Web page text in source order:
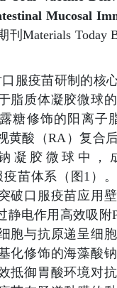
Mucosal
刊Materials Today
服疫苗研制的核
脂质体凝胶微球
糖修饰的阳离子
黄酸（RA）复合
凝胶微球中，
疫苗体系（图1）
破口服疫苗应用
静电作用高效吸附
胞与抗原递呈细
化修饰的海藻酸
抵御胃酸环境对